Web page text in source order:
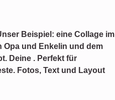
Beispiel: eine Collage im
Opa und Enkelin und dem
Deine . Perfekt für
Fotos, Text und Layout